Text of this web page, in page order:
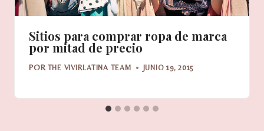
Sitios para comprar ropa de marca
por mitad de precio
POR THE VIVIRLATINA TEAM JUNIO 19, 2015